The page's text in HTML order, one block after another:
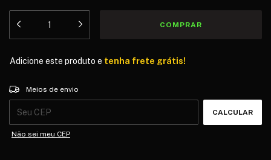
Adicione este produto e tenha frete grátis!
Entregas para o CEP:
Meios de envio
CALCULAR
Não sei meu CEP